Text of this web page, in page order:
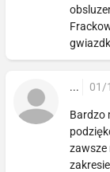
... 01/
Bardzo
zawsze